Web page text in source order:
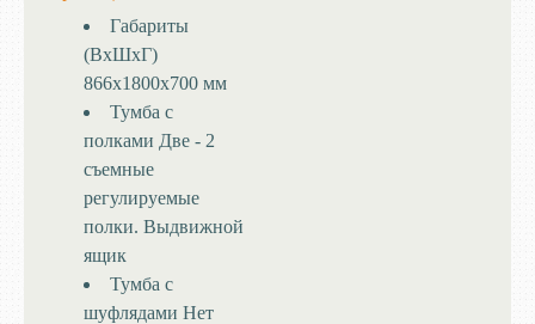
Габариты
(ВхШхГ)
866x1800x700 мм
Тумба с
полками Две - 2
съемные
регулируемые
полки. Выдвижной
ящик
Тумба с
шуфлядами Нет